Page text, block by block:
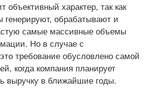
объективный характер, так как
обрабатывают и
самые массивные объемы
Но в случае с
требование обусловлено самой
когда компания планирует
выручку в ближайшие годы.